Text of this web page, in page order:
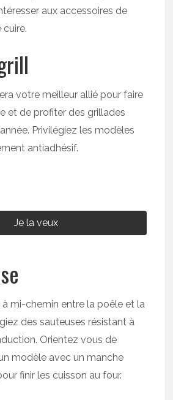
aux accessoires de
cuire.
votre meilleur allié pour faire
et de profiter des grillades
Privilégiez les modèles
antiadhésif.
Je la veux
à mi-chemin entre la poêle et la
des sauteuses résistant à
Orientez vous de
modèle avec un manche
finir les cuisson au four.